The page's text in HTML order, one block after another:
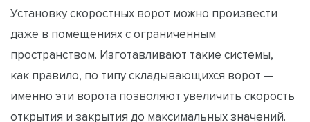
Установку скоростных ворот можно произвести
даже в помещениях с ограниченным
пространством. Изготавливают такие системы,
как правило, по типу складывающихся ворот —
именно эти ворота позволяют увеличить скорость
открытия и закрытия до максимальных значений.